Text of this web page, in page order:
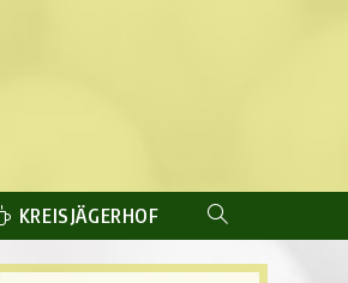
KREISJÄGERHOF WEBSITE-
SUCHE